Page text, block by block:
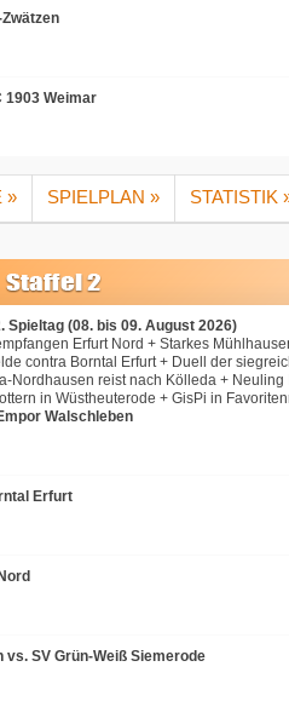
1903 Weimar
» SPIELPLAN » STATISTIK
Spieltag (08. bis 09. August 2026)
Erfurt Nord + Starkes
contra Borntal Erfurt + Duell der
Nordhausen reist nach Kölleda +
in Wüstheuterode + GisPi in
Walschleben
Erfurt
SV Grün-Weiß Siemerode